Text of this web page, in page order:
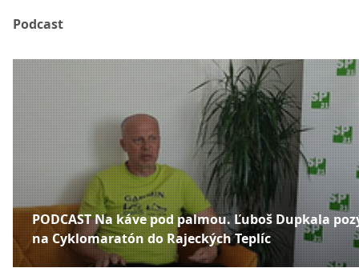
Podcast
PODCAST Na káve pod palmou. Ľuboš Dupkala
na Cyklomaratón do Rajeckých Teplíc